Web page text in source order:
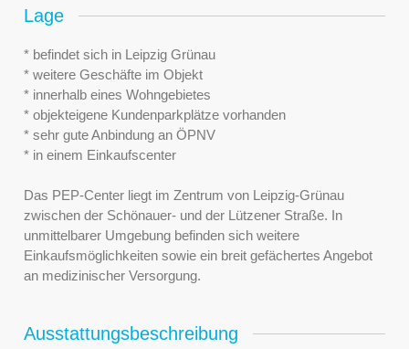
Lage
* befindet sich in Leipzig Grünau
* weitere Geschäfte im Objekt
* innerhalb eines Wohngebietes
* objekteigene Kundenparkplätze vorhanden
* sehr gute Anbindung an ÖPNV
* in einem Einkaufscenter
Das PEP-Center liegt im Zentrum von Leipzig-Grünau
zwischen der Schönauer- und der Lützener Straße. In
unmittelbarer Umgebung befinden sich weitere
Einkaufsmöglichkeiten sowie ein breit gefächertes Angebot
an medizinischer Versorgung.
Ausstattungsbeschreibung